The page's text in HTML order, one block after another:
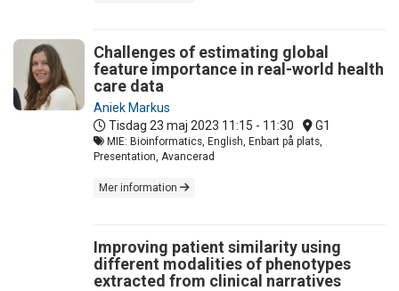
Challenges of estimating global
feature importance in real-world health
care data
Aniek Markus
Tisdag 23 maj 2023 11:15 - 11:30 G1
MIE: Bioinformatics, English, Enbart på plats,
Presentation, Avancerad
Mer information
Improving patient similarity using
different modalities of phenotypes
extracted from clinical narratives